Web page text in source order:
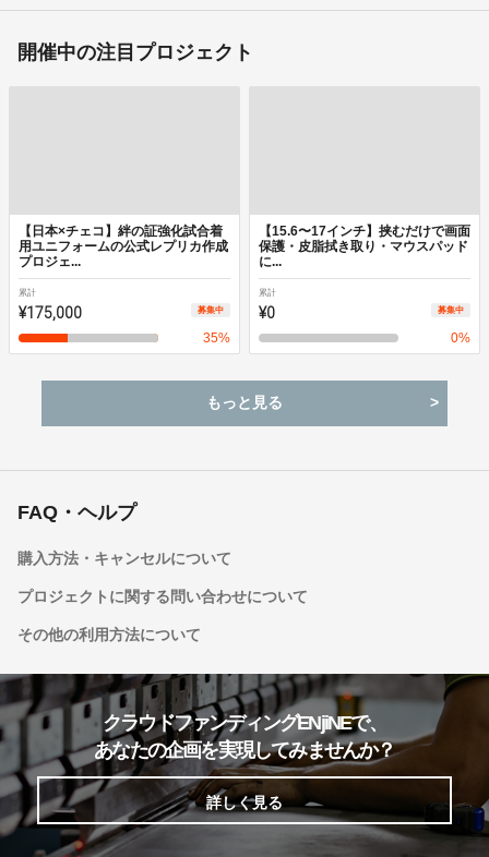
開催中の注目プロジェクト
【日本×チェコ】絆の証強化試合着
用ユニフォームの公式レプリカ作成
プロジェ...
累計
¥175,000 募集中
35%
【15.6〜17インチ】挟むだけで画面
保護・皮脂拭き取り・マウスパッド
に...
累計
¥0 募集中
0%
もっと見る
FAQ・ヘルプ
購入方法・キャンセルについて
プロジェクトに関する問い合わせについて
その他の利用方法について
クラウドファンディングENjiNEで、
あなたの企画を実現してみませんか？
詳しく見る